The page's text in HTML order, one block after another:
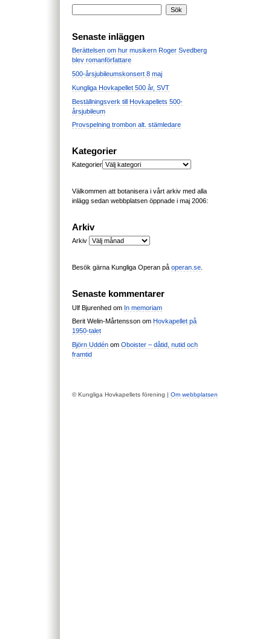
Senaste inläggen
Berättelsen om hur musikern Roger Svedberg
blev romanförfattare
500-årsjubileumskonsert 8 maj
Kungliga Hovkapellet 500 år, SVT
Beställningsverk till Hovkapellets 500-
årsjubileum
Provspelning trombon alt. stämledare
Kategorier
Kategorier
Välkommen att botanisera i vårt arkiv med alla
inlägg sedan webbplatsen öppnade i maj 2006:
Arkiv
Arkiv
Besök gärna Kungliga Operan på operan.se
Senaste kommentarer
Ulf Bjurenhed om In memoriam
Berit Welin-Mårtensson om Hovkapellet på
1950-talet
Björn Uddén om Oboister – dåtid, nutid och
framtid
© Kungliga Hovkapellets förening | Om webbplatsen